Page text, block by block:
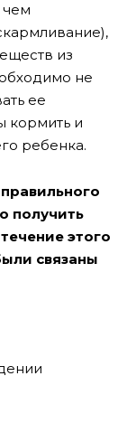
из
не
ее
кормить и
ребенка.
получить
этого
связаны